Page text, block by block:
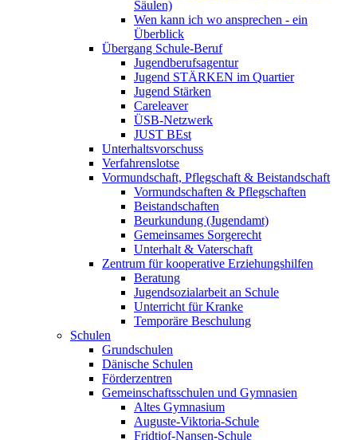
Säulen)
Wen kann ich wo ansprechen - ein
Überblick
Übergang Schule-Beruf
Jugendberufsagentur
Jugend STÄRKEN im Quartier
Jugend Stärken
Careleaver
ÜSB-Netzwerk
JUST BEst
Unterhaltsvorschuss
Verfahrenslotse
Vormundschaft, Pflegschaft & Beistandschaft
Vormundschaften & Pflegschaften
Beistandschaften
Beurkundung (Jugendamt)
Gemeinsames Sorgerecht
Unterhalt & Vaterschaft
Zentrum für kooperative Erziehungshilfen
Beratung
Jugendsozialarbeit an Schule
Unterricht für Kranke
Temporäre Beschulung
Schulen
Grundschulen
Dänische Schulen
Förderzentren
Gemeinschaftsschulen und Gymnasien
Altes Gymnasium
Auguste-Viktoria-Schule
Fridtjof-Nansen-Schule